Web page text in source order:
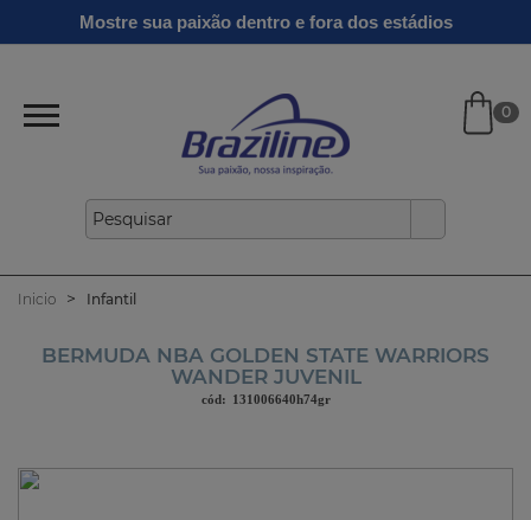
Mostre sua paixão dentro e fora dos estádios
Clássicos
Linha
Gold
Ginga
Verão
0
Inicio Infantil
BERMUDA NBA GOLDEN STATE WARRIORS
WANDER JUVENIL
cód: 131006640h74gr